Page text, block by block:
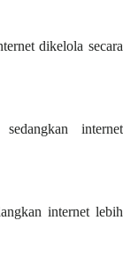
dikelola secara
internet
internet lebih